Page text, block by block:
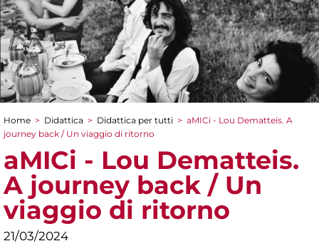
Tu sei qui
Home > Didattica > Didattica per tutti > aMICi - Lou Dematteis. A
journey back / Un viaggio di ritorno
aMICi - Lou Dematteis.
A journey back / Un
viaggio di ritorno
21/03/2024